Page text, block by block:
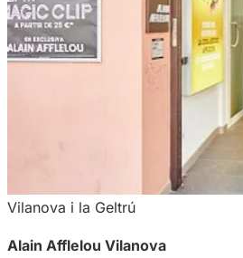
Vilanova i la Geltrú
Alain Afflelou Vilanova